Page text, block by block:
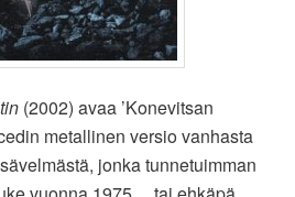
(2002) avaa ’Konevitsan
metallinen versio vanhasta
jonka tunnetuimman